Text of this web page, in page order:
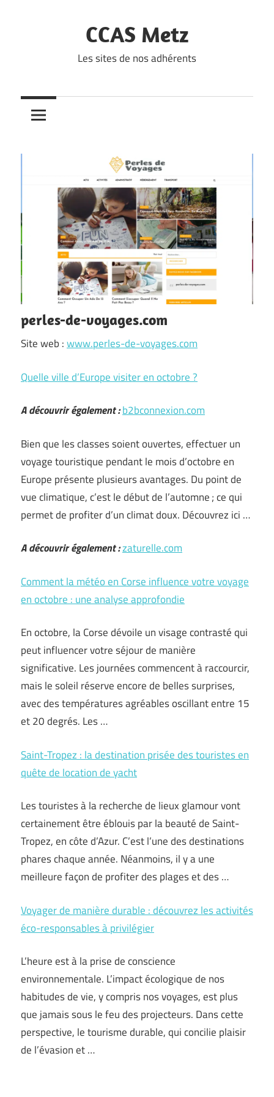
CCAS Metz
Les sites de nos adhérents
perles-de-voyages.com
Site web :www.perles-de-voyages.com
Quelle ville d’Europe visiter en octobre ?
A découvrir également :b2bconnexion.com
Bien que les classes soient ouvertes, effectuer un
voyage touristique pendant le mois d’octobre en
Europe présente plusieurs avantages. Du point de
vue climatique, c’est le début de l’automne ; ce qui
permet de profiter d’un climat doux. Découvrez ici …
A découvrir également :zaturelle.com
Comment la météo en Corse influence votre voyage
en octobre : une analyse approfondie
En octobre, la Corse dévoile un visage contrasté qui
peut influencer votre séjour de manière
significative. Les journées commencent à raccourcir,
mais le soleil réserve encore de belles surprises,
avec des températures agréables oscillant entre 15
et 20 degrés. Les …
Saint-Tropez : la destination prisée des touristes en
quête de location de yacht
Les touristes à la recherche de lieux glamour vont
certainement être éblouis par la beauté de Saint-
Tropez, en côte d’Azur. C’est l’une des destinations
phares chaque année. Néanmoins, il y a une
meilleure façon de profiter des plages et des…
Voyager de manière durable : découvrez les activités
éco-responsables à privilégier
L’heure est à la prise de conscience
environnementale. L’impact écologique de nos
habitudes de vie, y compris nos voyages, est plus
que jamais sous le feu des projecteurs. Dans cette
perspective, le tourisme durable, qui concilie plaisir
de l’évasion et …